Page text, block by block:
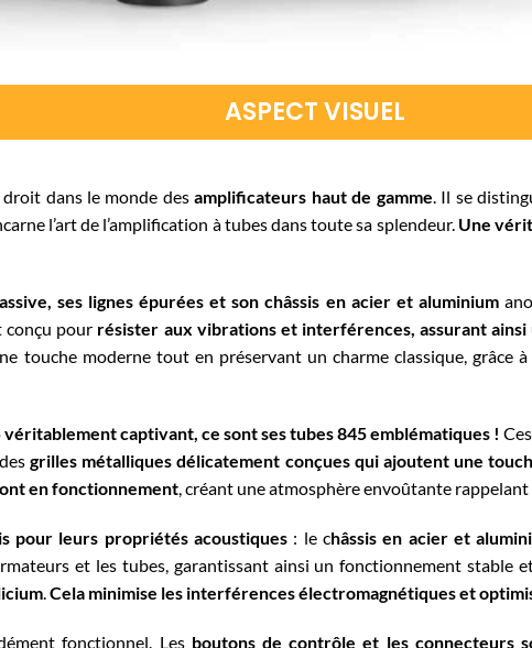
ASPECT VISUEL
dans le monde desamplificateurs haut de gamme . Il se
l’art de l’amplification à tubes dans toute sa splendeur. Une
ses lignes épurées et son châssis en acier et aluminium
conçu pour résister aux vibrations et interférences, assurant
touche moderne tout en préservant un charme classique, grâce
captivant, ce sont ses tubes 845 emblématiques !
grilles métalliques délicatement conçues qui ajoutent une
en fonctionnement , créant une atmosphère envoûtante rappelant
pour leurs propriétés acoustiques : le châssis en acier et
et les tubes, garantissant ainsi un fonctionnement stable
Cela minimise les interférences électromagnétiques et
fonctionnel. Les boutons de contrôle et les connecteurs